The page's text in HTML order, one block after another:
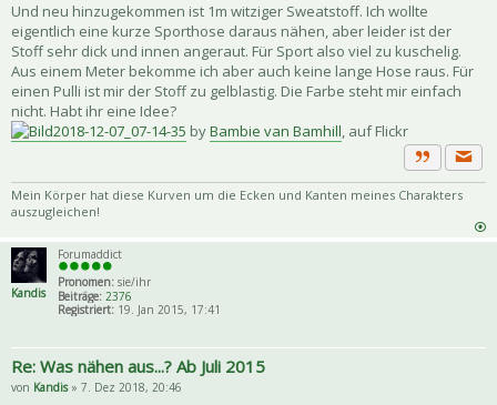
Und neu hinzugekommen ist 1m witziger Sweatstoff. Ich wollte
eigentlich eine kurze Sporthose daraus nähen, aber leider ist der
Stoff sehr dick und innen angeraut. Für Sport also viel zu kuschelig.
Aus einem Meter bekomme ich aber auch keine lange Hose raus. Für
einen Pulli ist mir der Stoff zu gelblastig. Die Farbe steht mir einfach
nicht. Habt ihr eine Idee?
2018-12-07_07-14-35 byBambie van Bamhill, auf Flickr
Zitat
Mein Körper hat diese Kurven um die Ecken und Kanten meines Charakters
auszugleichen!
Kandis
Forumaddict
Pronomen: sie/ihr
Beiträge: 2376
Registriert: 19. Jan 2015, 17:41
Re: Was nähen aus...? Ab Juli 2015
von Kandis» 7. Dez 2018, 20:46